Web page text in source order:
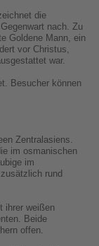
die
nach. Zu
Goldene Mann, ein
vor Christus,
war.
Besucher können
Zentralasiens.
im osmanischen
im
rund
ihrer weißen
Beide
offen.